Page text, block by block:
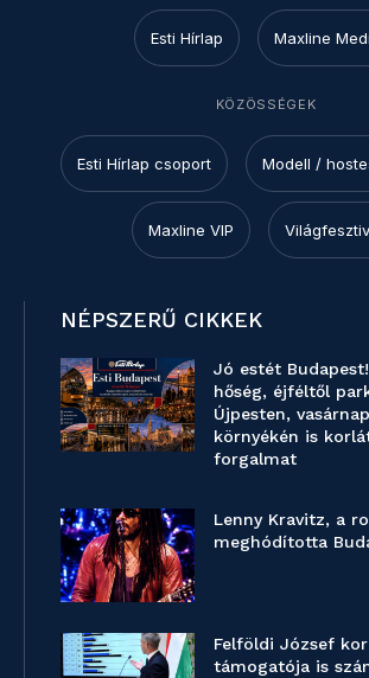
Esti Hírlap Maxline
KÖZÖSSÉGEK
Esti Hírlap csoport Modell /
Maxline VIP
NÉPSZERŰ CIKKEK
Jó estét
hőség, éjféltől
Újpesten,
környékén is
forgalmat
Lenny Kravitz, a
meghódította
Felföldi József
támogatója is